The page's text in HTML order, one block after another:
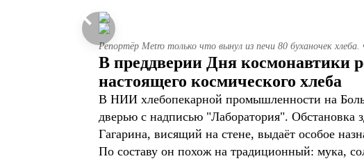
Репортёр Metro только что вынул из печи 80 буханочек
В преддверии Дня космонавтики
настоящего космического хлеба
В НИИ хлебопекарной промышленности на
дверью с надписью "Лаборатория". Обстановка
Гагарина, висящий на стене, выдаёт особое
По составу он похож на традиционный: мука,